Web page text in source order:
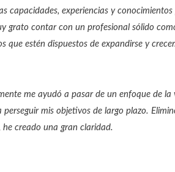
capacidades, experiencias y
grato contar con un profesional sólido
que estén dispuestos de expandirse y
me ayudó a pasar de un enfoque de
mis objetivos de largo plazo.
creado una gran claridad.